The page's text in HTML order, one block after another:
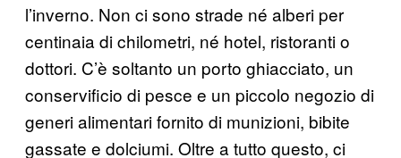
l’inverno. Non ci sono strade né alberi per
centinaia di chilometri, né hotel, ristoranti o
dottori. C’è soltanto un porto ghiacciato, un
conservificio di pesce e un piccolo negozio di
generi alimentari fornito di munizioni, bibite
gassate e dolciumi. Oltre a tutto questo, ci